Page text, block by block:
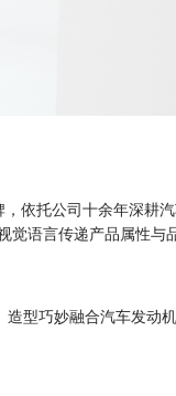
依托公司十余年深
语言传递产品属性与
型巧妙融合汽车发